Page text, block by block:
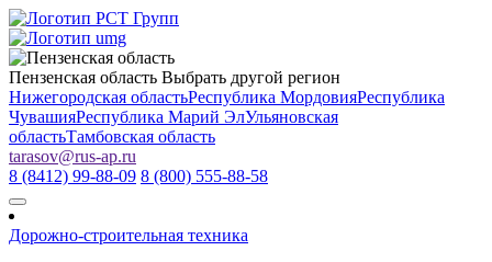
Пензенская область Выбрать другой регион
Нижегородская областьРеспублика МордовияРеспублика
ЧувашияРеспублика Марий ЭлУльяновская
областьТамбовская область
tarasov@rus-ap.ru
8 (8412) 99-88-09 8 (800) 555-88-58
Дорожно-строительная техника